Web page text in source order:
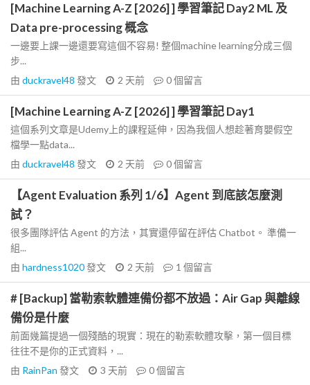
[Machine Learning A-Z [2026] ] 學習筆記 Day2 ML 及
Data pre-processing 概念
一邊要上課一邊還要寫這個不容易! 整個machine learning分成三個
步...
由 duckravel48 發文 2 天前 0個留言
[Machine Learning A-Z [2026] ] 學習筆記 Day1
這個系列文章是Udemy上的課程延伸，因為我個人想趁著育嬰假空
檔學一點data...
由 duckravel48 發文 2 天前 0個留言
【Agent Evaluation 系列 1/6】Agent 到底該怎麼測
試？
很多團隊評估 Agent 的方法，其實還停留在評估 Chatbot。 準備一
組...
由 hardness1020發文 2 天前 1 個留言
# [Backup] 當勒索軟體連備份都不放過：Air Gap 與離線
備份是什麼
前面幾篇提過一個殘酷的現實：現在的勒索軟體攻擊，第一個目標
往往不是你的正式資料，...
由 RainPan 發文 3 天前 0個留言